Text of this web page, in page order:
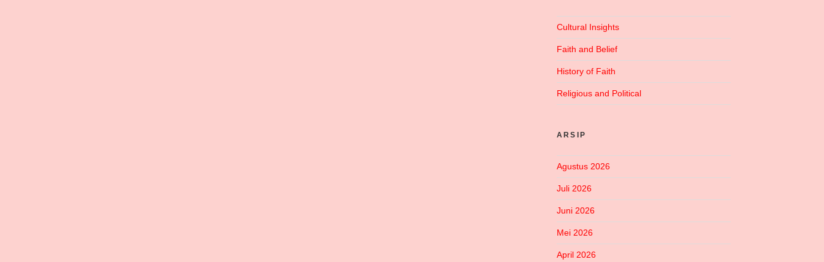
Cultural Insights
Faith and Belief
History of Faith
Religious and Political
ARSIP
Agustus 2026
Juli 2026
Juni 2026
Mei 2026
April 2026